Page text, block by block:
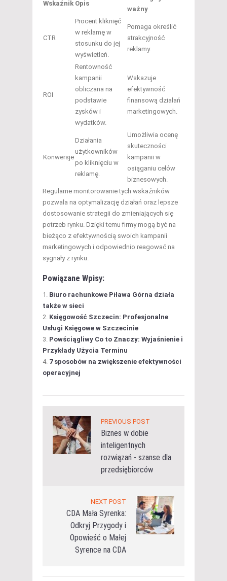
Wskaźnik Opis
ważny
CTR
Procent kliknięć
w reklamę w
stosunku do jej
wyświetleń.
Pomaga określić
atrakcyjność
reklamy.
ROI
Rentowność
kampanii
obliczana na
podstawie
zysków i
wydatków.
Wskazuje
efektywność
finansową działań
marketingowych.
Konwersje
Działania
użytkowników
po kliknięciu w
reklamę.
Umożliwia ocenę
skuteczności
kampanii w
osiąganiu celów
biznesowych.
Regularne monitorowanie tych wskaźników
pozwala na optymalizację działań oraz lepsze
dostosowanie strategii do zmieniających się
potrzeb rynku. Dzięki temu firmy mogą być na
bieżąco z efektywnością swoich kampanii
marketingowych i odpowiednio reagować na
sygnały z rynku.
Powiązane Wpisy:
Biuro rachunkowe Piława Górna działa
także w sieci
Księgowość Szczecin: Profesjonalne
Usługi Księgowe w Szczecinie
Powściągliwy Co to Znaczy: Wyjaśnienie i
Przykłady Użycia Terminu
7 sposobów na zwiększenie efektywności
operacyjnej
PREVIOUS POST
Biznes w dobie
inteligentnych
rozwiązań - szanse dla
przedsiębiorców
NEXT POST
CDA Mała Syrenka:
Odkryj Przygody i
Opowieść o Małej
Syrence na CDA